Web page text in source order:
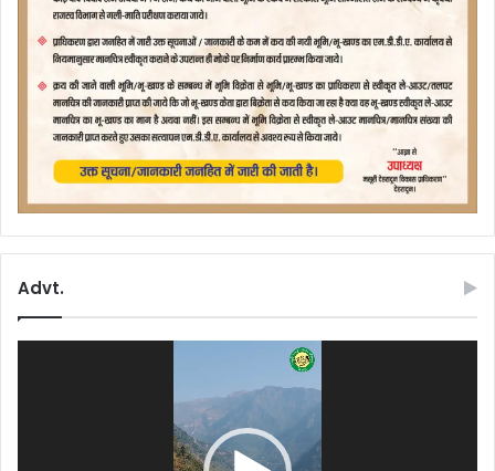
Advt.